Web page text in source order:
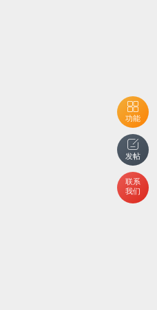
功能
发帖
联系
我们